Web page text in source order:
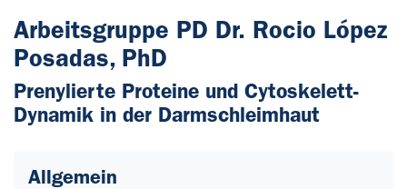
Arbeitsgruppe PD Dr. Rocio López
Posadas, PhD
Prenylierte Proteine und Cytoskelett-
Dynamik in der Darmschleimhaut
Allgemein